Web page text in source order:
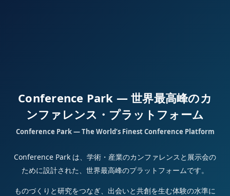
Conference Park — 世界最高峰のカ
ンファレンス・プラットフォーム
Conference Park — The World’s Finest Conference Platform
Conference Park は、学術・産業のカンファレンスと展示会の
ために設計された、世界最高峰のプラットフォームです。
ものづくりと研究をつなぎ、出会いと共創を生む体験の水準に